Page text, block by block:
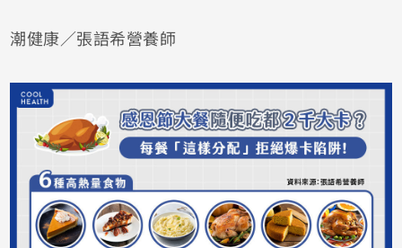
潮健康／張語希營養師